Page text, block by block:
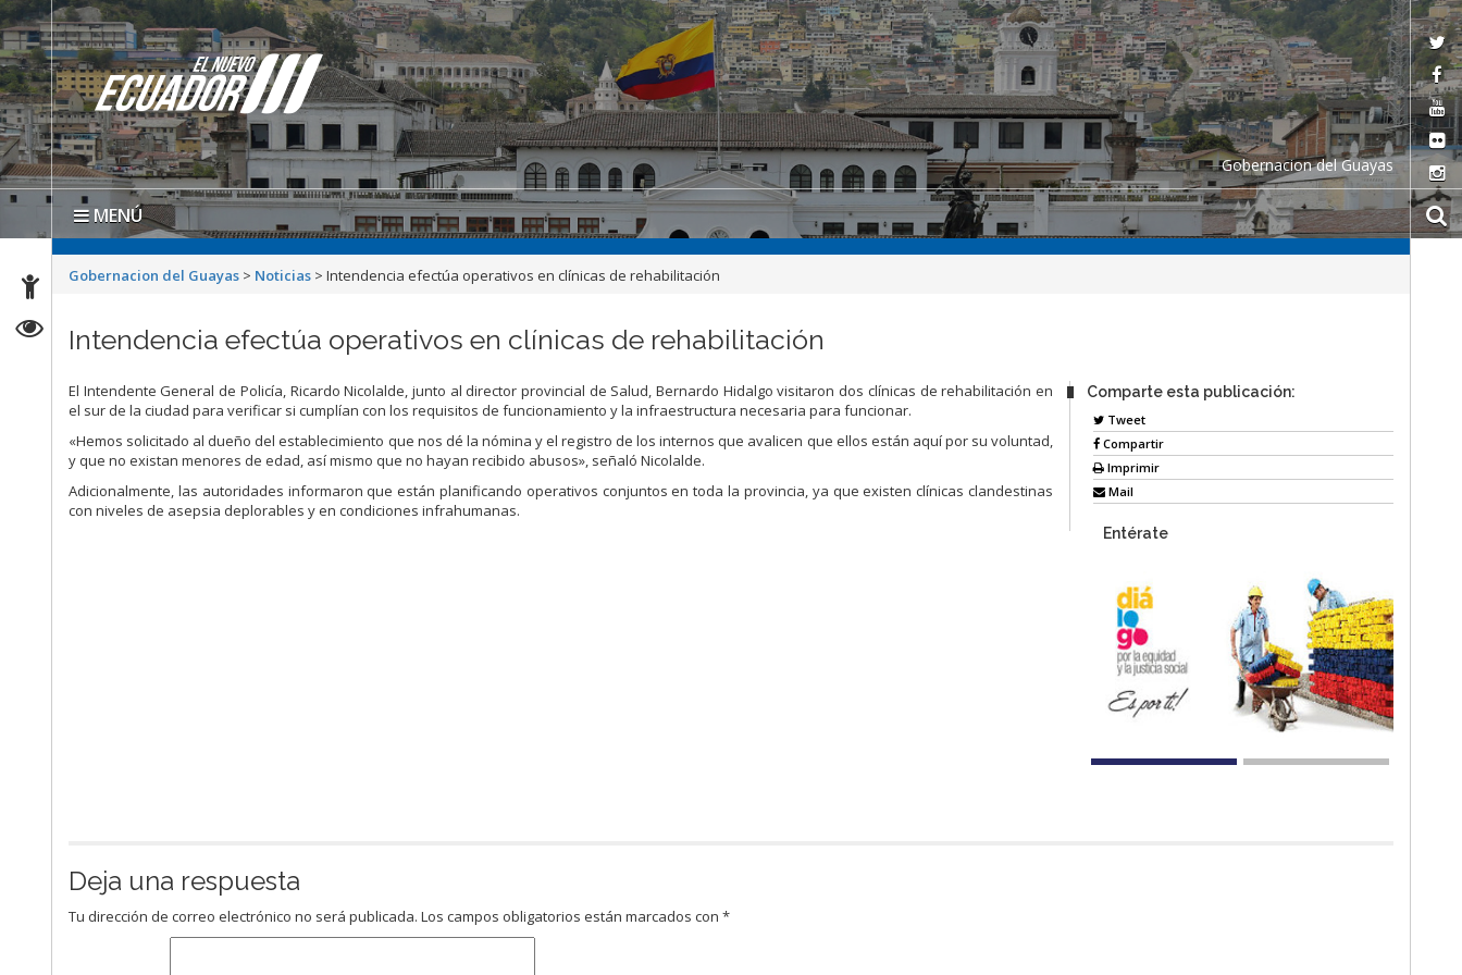
Gobernacion del Guayas
MENÚ
Gobernacion del Guayas > Noticias >Intendencia efectúa operativos en clínicas de rehabilitación
Intendencia efectúa operativos en clínicas de rehabilitación
El Intendente General de Policía, Ricardo Nicolalde, junto al director provincial de Salud, Bernardo Hidalgo visitaron dos clínicas de rehabilitación en
el sur de la ciudad para verificar si cumplían con los requisitos de funcionamiento y la infraestructura necesaria para funcionar.
«Hemos solicitado al dueño del establecimiento que nos dé la nómina y el registro de los internos que avalicen que ellos están aquí por su voluntad,
y que no existan menores de edad, así mismo que no hayan recibido abusos», señaló Nicolalde.
Adicionalmente, las autoridades informaron que están planificando operativos conjuntos en toda la provincia, ya que existen clínicas clandestinas
con niveles de asepsia deplorables y en condiciones infrahumanas.
Comparte esta publicación:
Tweet
Compartir
Imprimir
Mail
Entérate
Deja una respuesta
Tu dirección de correo electrónico no será publicada. Los campos obligatorios están marcados con*